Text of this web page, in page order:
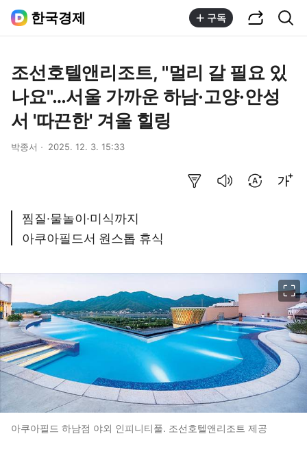
한국경제 구독
조선호텔앤리조트, "멀리 갈 필요 있
나요"…서울 가까운 하남·고양·안성
서 '따끈한' 겨울 힐링
박종서 2025. 12. 3. 15:33
찜질·물놀이·미식까지
아쿠아필드서 원스톱 휴식
아쿠아필드 하남점 야외 인피니티풀. 조선호텔앤리조트 제공